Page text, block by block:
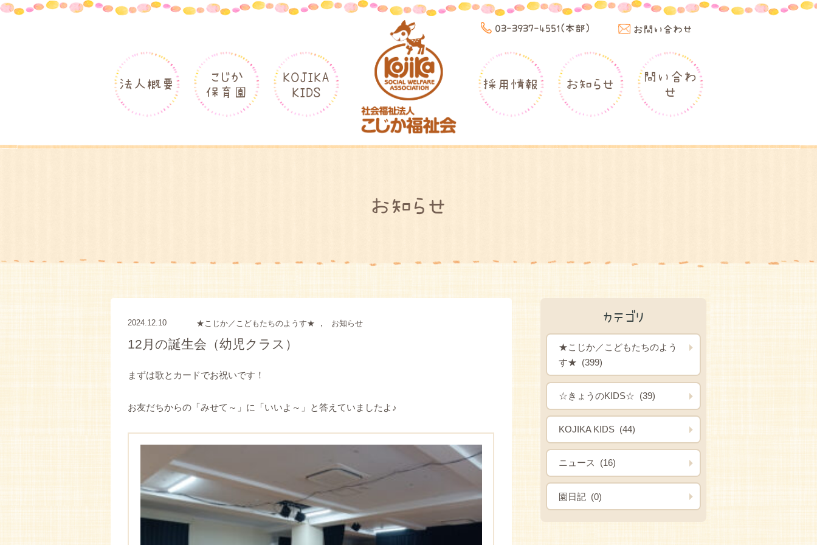
03-3937-4551(本部) お問い合わせ
法人概要
こじか
保育園
KOJIKA
KIDS
採用情報 お知らせ
問い合わ
せ
お知らせ
2024.12.10 ★こじか／こどもたちのようす★ , お知らせ
12月の誕生会（幼児クラス）
まずは歌とカードでお祝いです！
お友だちからの「みせて～」に「いいよ～」と答えていましたよ♪
カテゴリ
★こじか／こどもたちのよう
す★ (399)
☆きょうのKIDS☆ (39)
KOJIKA KIDS (44)
ニュース (16)
園日記 (0)